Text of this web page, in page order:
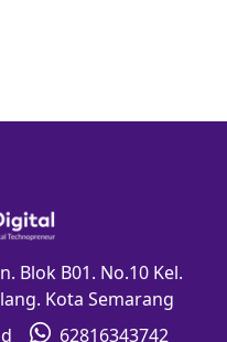
Blok B01. No.10 Kel.
Kota Semarang
62816343742